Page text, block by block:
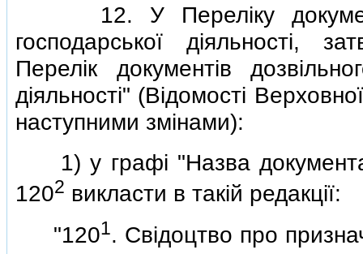
12. У Перелiку
господарської дiяльностi,
Перелiк документiв
дiяльностi" (Вiдомостi
наступними змiнами):
1) у графi "Назва документа
1202 викласти в такiй редакцiї:
"1201. Свiдоцтво про